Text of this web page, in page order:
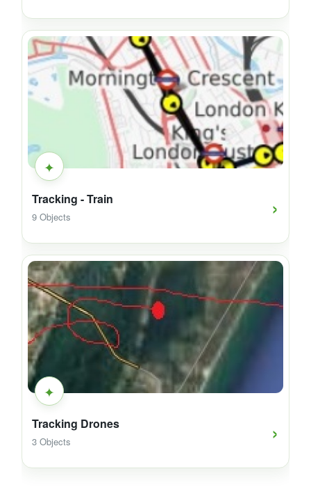
✦
Tracking - Train
9 Objects ›
✦
Tracking Drones
3 Objects ›